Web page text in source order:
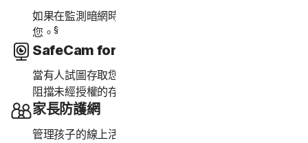
如果在監測暗網時發現您的個人資訊，我們會即時通知
您。§
SafeCam for PC
當有人試圖存取您的網路攝影機時發出警示，並協助您
阻擋未經授權的存取。
家長防護網
管理孩子的線上活動。在孩子使用個人電腦或智慧型手